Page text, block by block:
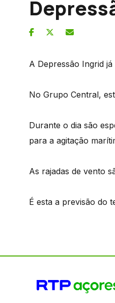
A Depressão Ingrid
No Grupo Central,
Durante o dia são
para a agitação
As rajadas de vento
É esta a previsão do